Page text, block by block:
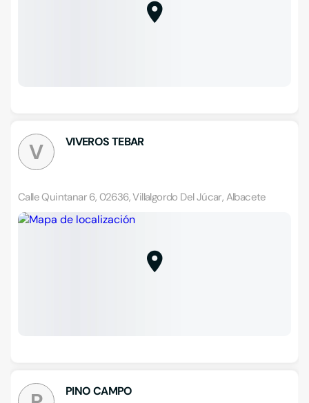
V VIVEROS TEBAR
Calle Quintanar 6, 02636, Villalgordo Del Júcar, Albacete
PINO CAMPO